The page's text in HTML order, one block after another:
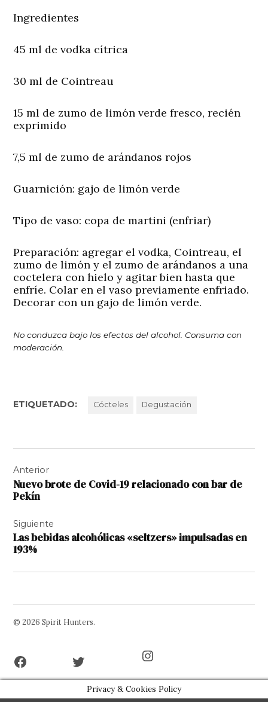
Ingredientes
45 ml de vodka cítrica
30 ml de Cointreau
15 ml de zumo de limón verde fresco, recién
exprimido
7,5 ml de zumo de arándanos rojos
Guarnición: gajo de limón verde
Tipo de vaso: copa de martini (enfriar)
Preparación: agregar el vodka, Cointreau, el
zumo de limón y el zumo de arándanos a una
coctelera con hielo y agitar bien hasta que
enfríe. Colar en el vaso previamente enfriado.
Decorar con un gajo de limón verde.
No conduzca bajo los efectos del alcohol. Consuma con
moderación.
ETIQUETADO: Cócteles Degustación
de
entradas
Anterior
Nuevo brote de Covid-19 relacionado con bar de
Pekín
Siguiente
Las bebidas alcohólicas «seltzers» impulsadas en
193%
© 2026 Spirit Hunters.
Privacy & Cookies Policy